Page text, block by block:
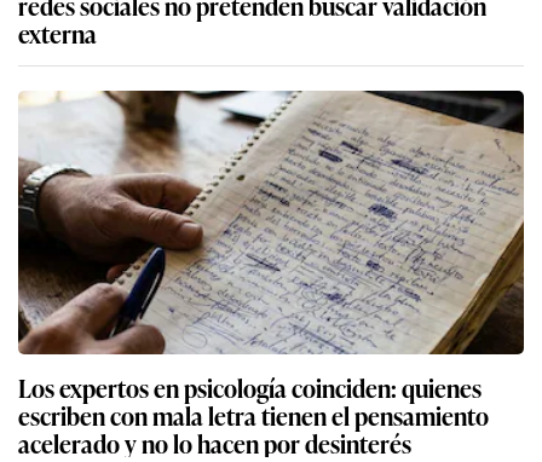
externa
Los expertos en psicología coinciden: quienes
escriben con mala letra tienen el pensamiento
acelerado y no lo hacen por desinterés